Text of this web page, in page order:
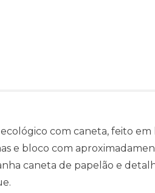
com caneta, feito
e bloco com
caneta de papelão e